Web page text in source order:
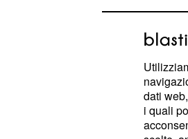
Avere una
dati
i quali